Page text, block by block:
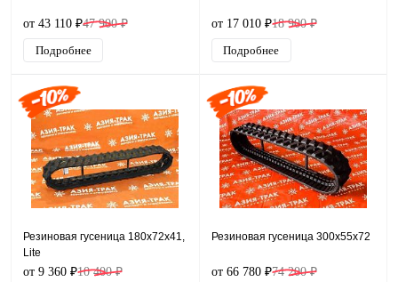
от 43 110 ₽47 900 ₽
Подробнее
от 17 010 ₽18 900 ₽
Подробнее
Резиновая гусеница 180x72x41,
Lite
от 9 360 ₽10 400 ₽
Резиновая гусеница 300x55x72
от 66 780 ₽74 200 ₽